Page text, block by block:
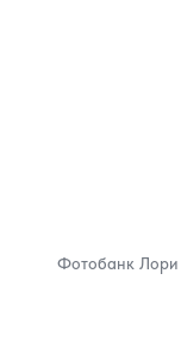
Фотобанк